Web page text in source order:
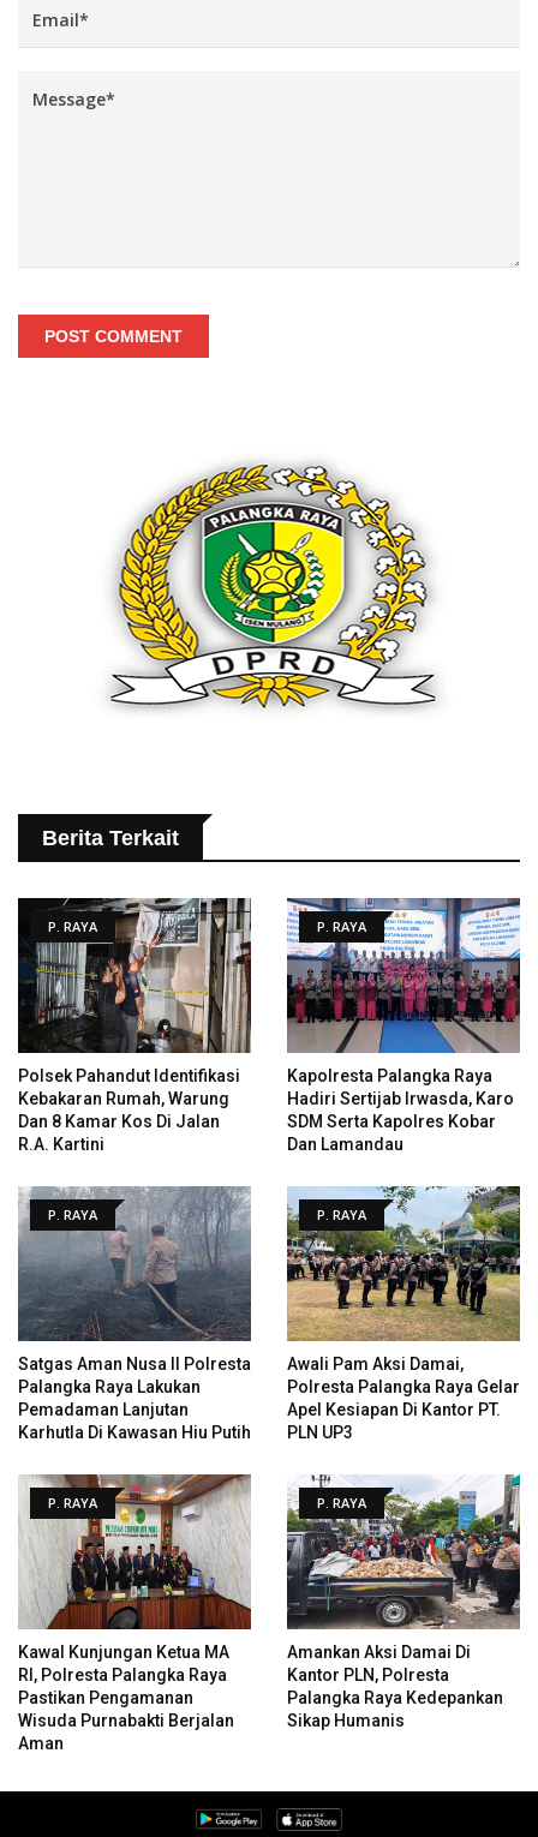
POST COMMENT
Berita Terkait
P. RAYA
Polsek Pahandut Identifikasi
Kebakaran Rumah, Warung
Dan 8 Kamar Kos Di Jalan
R.A. Kartini
P. RAYA
Kapolresta Palangka Raya
Hadiri Sertijab Irwasda, Karo
SDM Serta Kapolres Kobar
Dan Lamandau
P. RAYA
Satgas Aman Nusa II Polresta
Palangka Raya Lakukan
Pemadaman Lanjutan
Karhutla Di Kawasan Hiu Putih
P. RAYA
Awali Pam Aksi Damai,
Polresta Palangka Raya Gelar
Apel Kesiapan Di Kantor PT.
PLN UP3
P. RAYA
Kawal Kunjungan Ketua MA
RI, Polresta Palangka Raya
Pastikan Pengamanan
Wisuda Purnabakti Berjalan
Aman
P. RAYA
Amankan Aksi Damai Di
Kantor PLN, Polresta
Palangka Raya Kedepankan
Sikap Humanis